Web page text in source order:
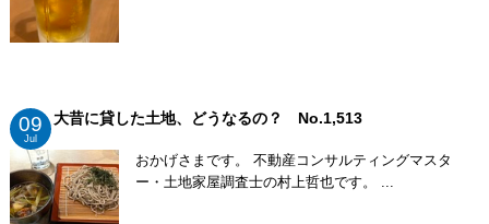
09
Jul
大昔に貸した土地、どうなるの？ No.1,513
おかげさまです。 不動産コンサルティングマスタ
ー・土地家屋調査士の村上哲也です。 ...